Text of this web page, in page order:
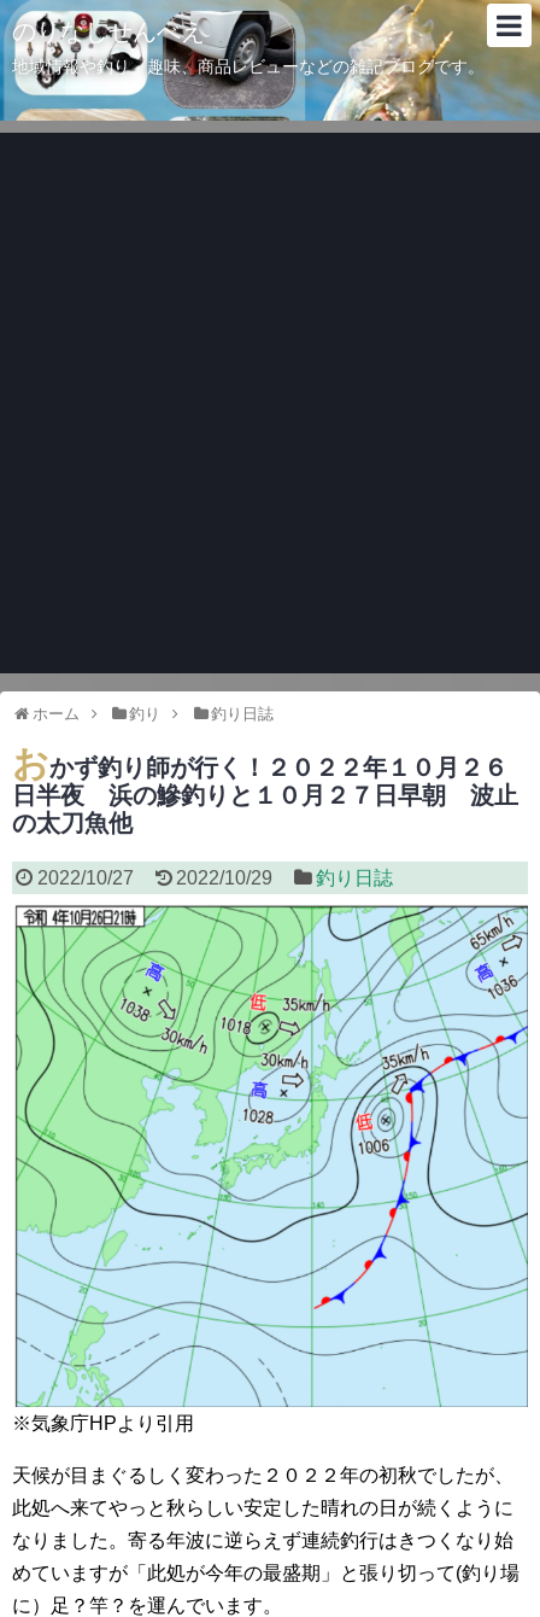
のりなしせんべえ
地域情報や釣り、趣味、商品レビューなどの雑記ブログです。
ホーム 釣り 釣り日誌
おかず釣り師が行く！２０２２年１０月２６
日半夜 浜の鰺釣りと１０月２７日早朝 波止
の太刀魚他
2022/10/27 2022/10/29 釣り日誌
※気象庁HPより引用
天候が目まぐるしく変わった２０２２年の初秋でしたが、
此処へ来てやっと秋らしい安定した晴れの日が続くように
なりました。寄る年波に逆らえず連続釣行はきつくなり始
めていますが「此処が今年の最盛期」と張り切って(釣り場
に）足？竿？を運んでいます。